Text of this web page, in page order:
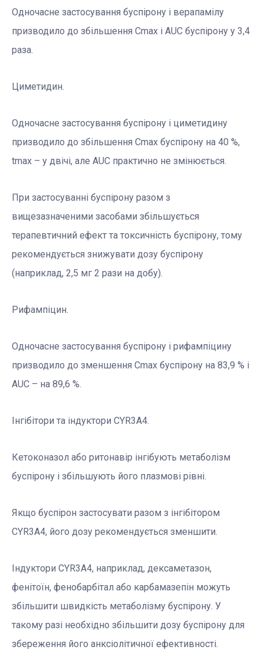
Одночасне застосування буспірону і верапамілу
призводило до збільшення Сmax і АUC буспірону у 3,4
раза.
Циметидин.
Одночасне застосування буспірону і циметидину
призводило до збільшення Сmax буспірону на 40 %,
tmax – у двічі, але АUC практично не змінюється.
При застосуванні буспірону разом з
вищезазначеними засобами збільшується
терапевтичний ефект та токсичність буспірону, тому
рекомендується знижувати дозу буспірону
(наприклад, 2,5 мг 2 рази на добу).
Рифампіцин.
Одночасне застосування буспірону і рифампіцину
призводило до зменшення Сmax буспірону на 83,9 % і
АUC – на 89,6 %.
Інгібітори та індуктори CYR3A4.
Кетоконазол або ритонавір інгібують метаболізм
буспірону і збільшують його плазмові рівні.
Якщо буспірон застосувати разом з інгібітором
CYR3A4, його дозу рекомендується зменшити.
Індуктори CYR3A4, наприклад, дексаметазон,
фенітоїн, фенобарбітал або карбамазепін можуть
збільшити швидкість метаболізму буспірону. У
такому разі необхідно збільшити дозу буспірону для
збереження його анксіолітичної ефективності.